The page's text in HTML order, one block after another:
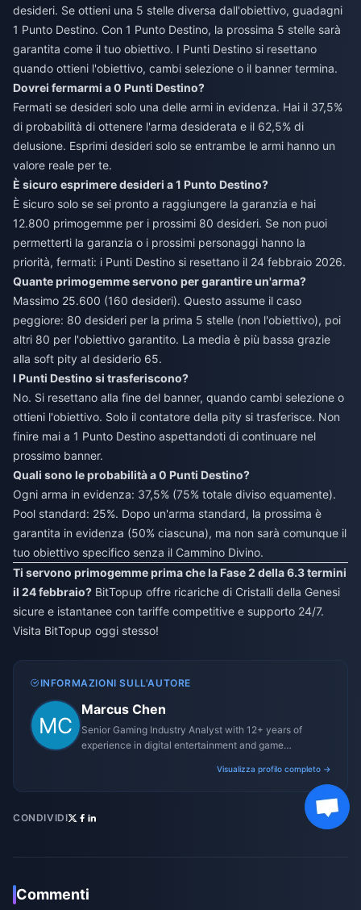
desideri. Se ottieni una 5 stelle diversa dall'obiettivo, guadagni
1 Punto Destino. Con 1 Punto Destino, la prossima 5 stelle sarà
garantita come il tuo obiettivo. I Punti Destino si resettano
quando ottieni l'obiettivo, cambi selezione o il banner termina.
Dovrei fermarmi a 0 Punti Destino?
Fermati se desideri solo una delle armi in evidenza. Hai il 37,5%
di probabilità di ottenere l'arma desiderata e il 62,5% di
delusione. Esprimi desideri solo se entrambe le armi hanno un
valore reale per te.
È sicuro esprimere desideri a 1 Punto Destino?
È sicuro solo se sei pronto a raggiungere la garanzia e hai
12.800 primogemme per i prossimi 80 desideri. Se non puoi
permetterti la garanzia o i prossimi personaggi hanno la
priorità, fermati: i Punti Destino si resettano il 24 febbraio 2026.
Quante primogemme servono per garantire un'arma?
Massimo 25.600 (160 desideri). Questo assume il caso
peggiore: 80 desideri per la prima 5 stelle (non l'obiettivo), poi
altri 80 per l'obiettivo garantito. La media è più bassa grazie
alla soft pity al desiderio 65.
I Punti Destino si trasferiscono?
No. Si resettano alla fine del banner, quando cambi selezione o
ottieni l'obiettivo. Solo il contatore della pity si trasferisce. Non
finire mai a 1 Punto Destino aspettandoti di continuare nel
prossimo banner.
Quali sono le probabilità a 0 Punti Destino?
Ogni arma in evidenza: 37,5% (75% totale diviso equamente).
Pool standard: 25%. Dopo un'arma standard, la prossima è
garantita in evidenza (50% ciascuna), ma non sarà comunque il
tuo obiettivo specifico senza il Cammino Divino.
Ti servono primogemme prima che la Fase 2 della 6.3 termini
il 24 febbraio? BitTopup offre ricariche di Cristalli della Genesi
sicure e istantanee con tariffe competitive e supporto 24/7.
Visita BitTopup oggi stesso!
INFORMAZIONI SULL'AUTORE
Marcus Chen
Senior Gaming Industry Analyst with 12+ years of
experience in digital entertainment and game
Visualizza profilo completo →
CONDIVIDI
Commenti